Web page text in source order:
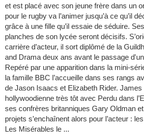
et est placé avec son jeune frère dans un
pour le rugby va l’animer jusqu’à ce qu’il
grâce à une fille qu’il essaie de séduire.
planches de son lycée seront décisifs.
carrière d’acteur, il sort diplômé de la
and Drama deux ans avant le passage
Repéré par une apparition dans la mini-
la famille BBC l’accueille dans ses rangs
de Jason Isaacs et Elizabeth Rider. James
hollywoodienne très tôt avec Perdu dans
ses confrères britanniques Gary Oldman
projets s’enchaînent alors pour l’acteur :
Les Misérables le ...